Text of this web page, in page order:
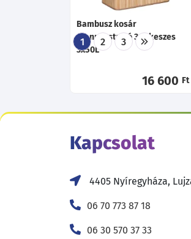
Bambusz kosár
szennyestartó 3 rekeszes
3x50L
16 600 Ft
1 2 3
Kapcsolat
4405 Nyíregyháza,
06 70 773 87 18
06 30 570 37 33